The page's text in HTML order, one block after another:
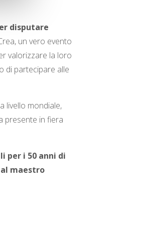
disputare
un vero evento
valorizzare la loro
di partecipare alle
livello mondiale,
presente in fiera
per i 50 anni di
maestro